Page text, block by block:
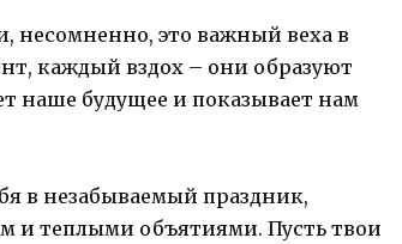
несомненно, это важный веха в
каждый вздох – они образуют
наше будущее и показывает нам
в незабываемый праздник,
теплыми объятиями. Пусть твои